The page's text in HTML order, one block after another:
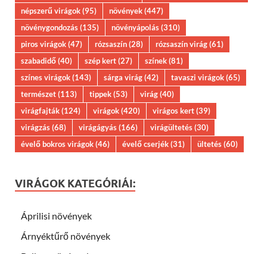
népszerű virágok(95) növények(447)
növénygondozás(135) növényápolás(310)
piros virágok(47) rózsaszín(28) rózsaszín virág(61)
szabadidő(40) szép kert(27) színek(81)
színes virágok(143) sárga virág(42) tavaszi virágok(65)
természet(113) tippek(53) virág(40)
virágfajták(124) virágok(420) virágos kert(39)
virágzás(68) virágágyás(166) virágültetés(30)
évelő bokros virágok(46) évelő cserjék(31) ültetés(60)
VIRÁGOK KATEGÓRIÁI:
Áprilisi növények
Árnyéktűrő növények